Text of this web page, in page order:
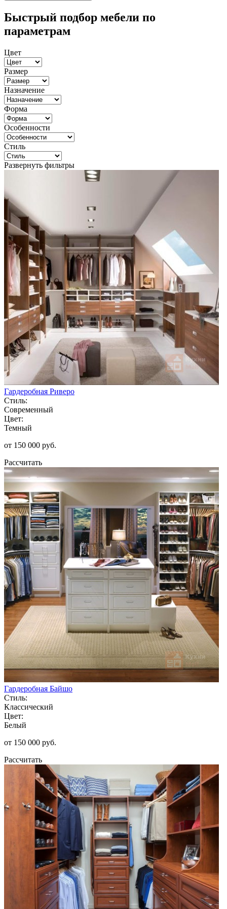
Быстрый подбор мебели по
параметрам
Цвет
Размер
Назначение
Форма
Особенности
Стиль
Развернуть фильтры
Гардеробная Риверо
Стиль:
Современный
Цвет:
Темный
от 150 000 руб.
Рассчитать
Гардеробная Байшо
Стиль:
Классический
Цвет:
Белый
от 150 000 руб.
Рассчитать